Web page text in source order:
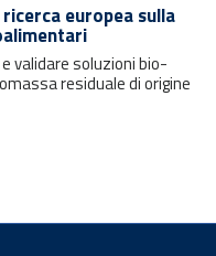
europea sulla
validare soluzioni bio-
residuale di origine